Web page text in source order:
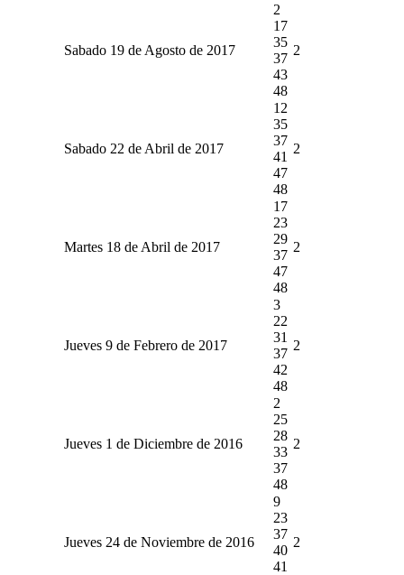
Sabado 19 de Agosto de 2017
2
17
35
37
43
48
2
Sabado 22 de Abril de 2017
12
35
37
41
47
48
2
Martes 18 de Abril de 2017
17
23
29
37
47
48
2
Jueves 9 de Febrero de 2017
3
22
31
37
42
48
2
Jueves 1 de Diciembre de 2016
2
25
28
33
37
48
2
Jueves 24 de Noviembre de 2016
9
23
37
40
41
2